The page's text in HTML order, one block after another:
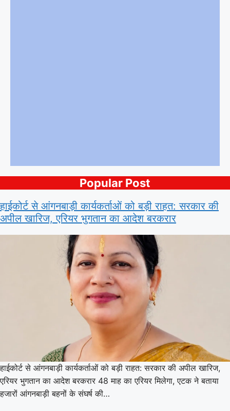
Popular Post
हाईकोर्ट से आंगनबाड़ी कार्यकर्ताओं को बड़ी राहत: सरकार की
अपील खारिज, एरियर भुगतान का आदेश बरकरार
हाईकोर्ट से आंगनबाड़ी कार्यकर्ताओं को बड़ी राहत: सरकार की अपील खारिज,
एरियर भुगतान का आदेश बरकरार 48 माह का एरियर मिलेगा, एटक ने बताया
हजारों आंगनबाड़ी बहनों के संघर्ष की…